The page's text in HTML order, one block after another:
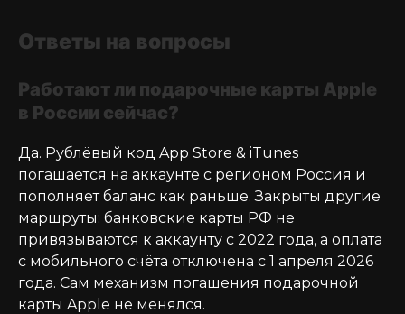
Ответы на вопросы
Работают ли подарочные карты Apple
в России сейчас?
Да. Рублёвый код App Store & iTunes
погашается на аккаунте с регионом Россия и
пополняет баланс как раньше. Закрыты другие
маршруты: банковские карты РФ не
привязываются к аккаунту с 2022 года, а оплата
с мобильного счёта отключена с 1 апреля 2026
года. Сам механизм погашения подарочной
карты Apple не менялся.